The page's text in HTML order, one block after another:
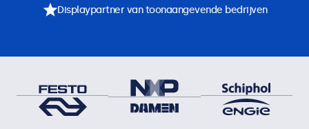
Displaypartner van toonaangevende bedrijven